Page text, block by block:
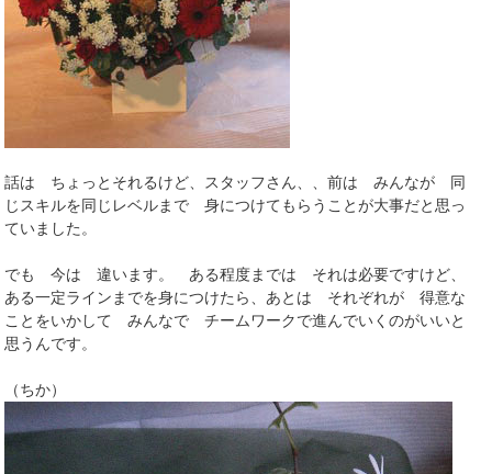
話は ちょっとそれるけど、スタッフさん、、前は みんなが 同
じスキルを同じレベルまで 身につけてもらうことが大事だと思っ
ていました。
でも 今は 違います。 ある程度までは それは必要ですけど、
ある一定ラインまでを身につけたら、あとは それぞれが 得意な
ことをいかして みんなで チームワークで進んでいくのがいいと
思うんです。
（ちか）